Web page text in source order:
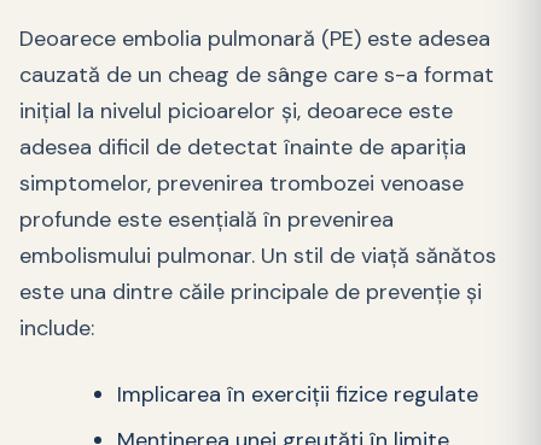
Deoarece embolia pulmonară (PE) este adesea
cauzată de un cheag de sânge care s-a format
inițial la nivelul picioarelor și, deoarece este
adesea dificil de detectat înainte de apariția
simptomelor, prevenirea trombozei venoase
profunde este esențială în prevenirea
embolismului pulmonar. Un stil de viață sănătos
este una dintre căile principale de prevenție și
include:
Implicarea în exerciții fizice regulate